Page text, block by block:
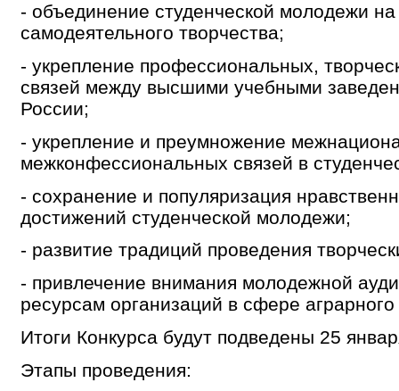
- объединение студенческой молодежи
самодеятельного творчества;
- укрепление профессиональных,
связей между высшими учебными
России;
- укрепление и преумножение
межконфессиональных связей в
- сохранение и популяризация
достижений студенческой молодежи;
- развитие традиций проведения
- привлечение внимания молодежной
ресурсам организаций в сфере
Итоги Конкурса будут подведены 25
Этапы проведения: